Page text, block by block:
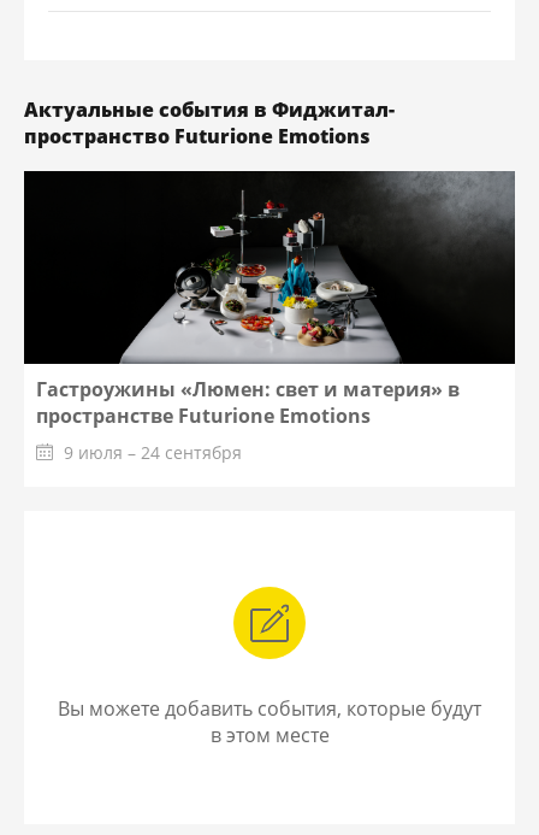
Актуальные события в Фиджитал-
пространство Futurione Emotions
Гастроужины «Люмен: свет и материя» в
пространстве Futurione Emotions
9 июля – 24 сентября
Вы можете добавить события, которые будут
в этом месте